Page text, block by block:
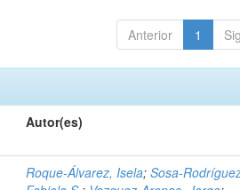
Anterior 1
Autor(es)
Roque-Álvarez, Isela;Sosa-